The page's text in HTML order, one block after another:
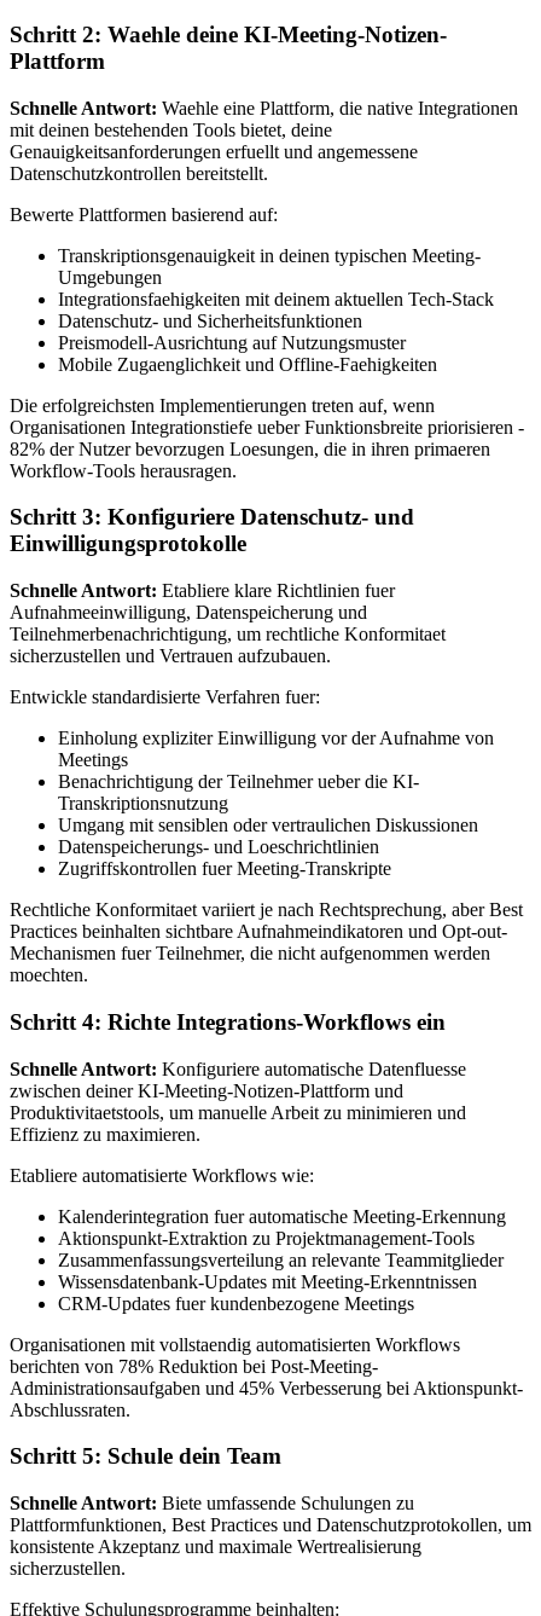
Schritt 2: Waehle deine KI-Meeting-Notizen-
Plattform
Schnelle Antwort: Waehle eine Plattform, die native Integrationen
mit deinen bestehenden Tools bietet, deine
Genauigkeitsanforderungen erfuellt und angemessene
Datenschutzkontrollen bereitstellt.
Bewerte Plattformen basierend auf:
Transkriptionsgenauigkeit in deinen typischen Meeting-
Umgebungen
Integrationsfaehigkeiten mit deinem aktuellen Tech-Stack
Datenschutz- und Sicherheitsfunktionen
Preismodell-Ausrichtung auf Nutzungsmuster
Mobile Zugaenglichkeit und Offline-Faehigkeiten
Die erfolgreichsten Implementierungen treten auf, wenn
Organisationen Integrationstiefe ueber Funktionsbreite priorisieren -
82% der Nutzer bevorzugen Loesungen, die in ihren primaeren
Workflow-Tools herausragen.
Schritt 3: Konfiguriere Datenschutz- und
Einwilligungsprotokolle
Schnelle Antwort: Etabliere klare Richtlinien fuer
Aufnahmeeinwilligung, Datenspeicherung und
Teilnehmerbenachrichtigung, um rechtliche Konformitaet
sicherzustellen und Vertrauen aufzubauen.
Entwickle standardisierte Verfahren fuer:
Einholung expliziter Einwilligung vor der Aufnahme von
Meetings
Benachrichtigung der Teilnehmer ueber die KI-
Transkriptionsnutzung
Umgang mit sensiblen oder vertraulichen Diskussionen
Datenspeicherungs- und Loeschrichtlinien
Zugriffskontrollen fuer Meeting-Transkripte
Rechtliche Konformitaet variiert je nach Rechtsprechung, aber Best
Practices beinhalten sichtbare Aufnahmeindikatoren und Opt-out-
Mechanismen fuer Teilnehmer, die nicht aufgenommen werden
moechten.
Schritt 4: Richte Integrations-Workflows ein
Schnelle Antwort: Konfiguriere automatische Datenfluesse
zwischen deiner KI-Meeting-Notizen-Plattform und
Produktivitaetstools, um manuelle Arbeit zu minimieren und
Effizienz zu maximieren.
Etabliere automatisierte Workflows wie:
Kalenderintegration fuer automatische Meeting-Erkennung
Aktionspunkt-Extraktion zu Projektmanagement-Tools
Zusammenfassungsverteilung an relevante Teammitglieder
Wissensdatenbank-Updates mit Meeting-Erkenntnissen
CRM-Updates fuer kundenbezogene Meetings
Organisationen mit vollstaendig automatisierten Workflows
berichten von 78% Reduktion bei Post-Meeting-
Administrationsaufgaben und 45% Verbesserung bei Aktionspunkt-
Abschlussraten.
Schritt 5: Schule dein Team
Schnelle Antwort: Biete umfassende Schulungen zu
Plattformfunktionen, Best Practices und Datenschutzprotokollen, um
konsistente Akzeptanz und maximale Wertrealisierung
sicherzustellen.
Effektive Schulungsprogramme beinhalten: